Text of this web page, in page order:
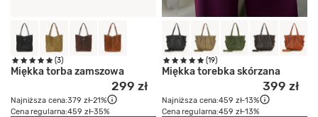
(3)
Miękka torba zamszowa
299 zł
Najniższa cena:379 zł-21%
Cena regularna:459 zł-35%
(19)
Miękka torebka skórzana
399 zł
Najniższa cena:459 zł-13%
Cena regularna:459 zł-13%